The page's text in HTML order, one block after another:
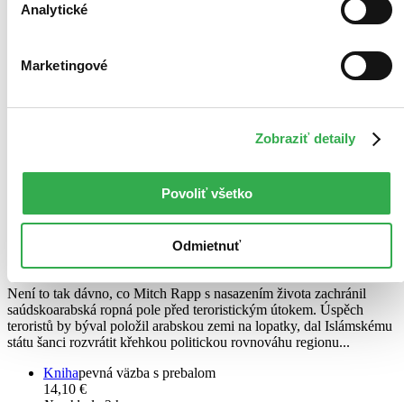
Analytické
Marketingové
Zobraziť detaily
Povoliť všetko
Odmietnuť
CZ
Mitch Rapp stojí proti celému arabskému světu
Kyle Mills
16. diel série
Není to tak dávno, co Mitch Rapp s nasazením života zachránil
saúdskoarabská ropná pole před teroristickým útokem. Úspěch
teroristů by býval položil arabskou zemi na lopatky, dal Islámskému
státu šanci rozvrátit křehkou politickou rovnováhu regionu...
Knihapevná väzba s prebalom
14,10 €